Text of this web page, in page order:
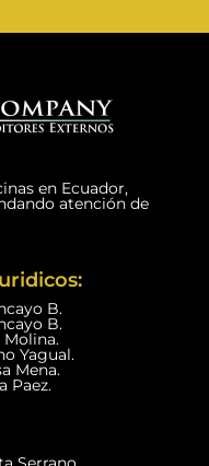
en Ecuador,
atención de
B.
B.
Molina.
Yagual.
Mena.
Paez.